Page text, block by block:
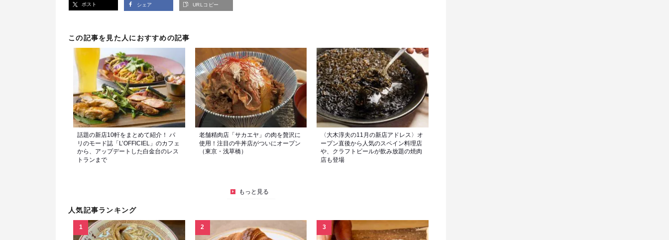
ポスト シェア URLコピー
この記事を見た人におすすめの記事
話題の新店10軒をまとめて紹介！ パ
リのモード誌「L’OFFICIEL」のカフェ
から、アップデートした白金台のレス
トランまで
老舗精肉店「サカエヤ」の肉を贅沢に
使用！注目の牛丼店がついにオープン
（東京・浅草橋）
〈大木淳夫の11月の新店アドレス〉オ
ープン直後から人気のスペイン料理店
や、クラフトビールが飲み放題の焼肉
店も登場
もっと見る
人気記事ランキング